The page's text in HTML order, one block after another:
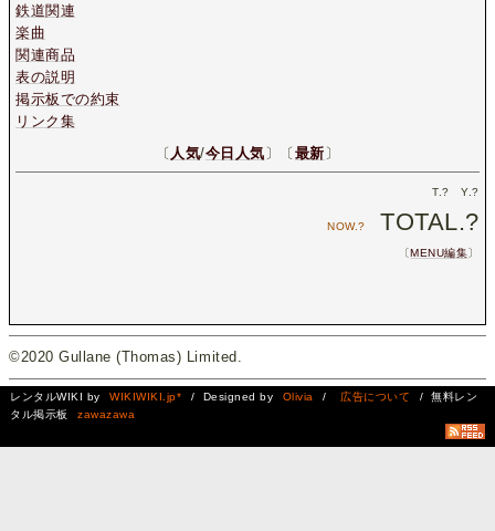
鉄道関連
楽曲
関連商品
表の説明
掲示板での約束
リンク集
〔 人気/今日人気〕〔最新〕
T.? Y.?
NOW.? TOTAL.?
〔MENU編集〕
©2020 Gullane (Thomas) Limited.
レンタルWIKI by WIKIWIKI.jp* / Designed by Olivia / 広告について
/ 無料レン
タル掲示板
zawazawa